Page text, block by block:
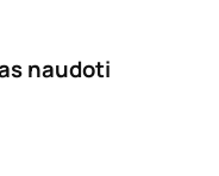
naudoti